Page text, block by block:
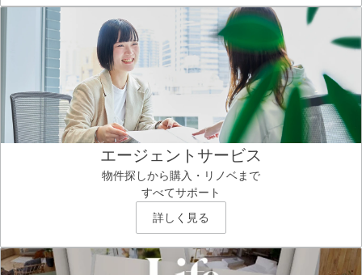
エージェントサービス
物件探しから購入・リノベまで
すべてサポート
詳しく見る